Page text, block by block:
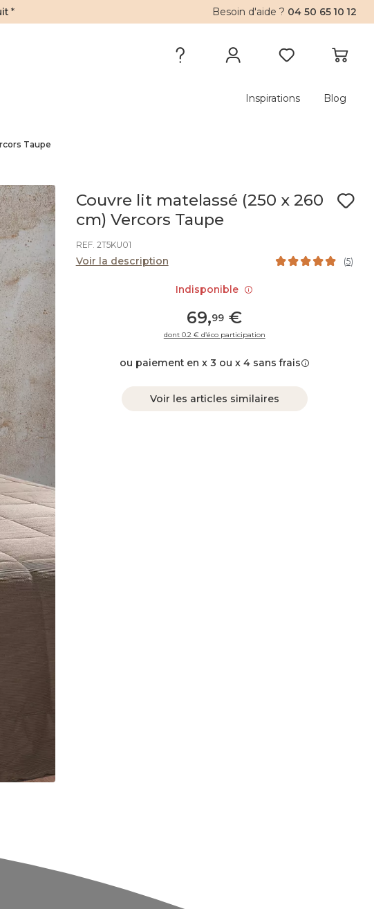
* Besoin d'aide ? 04 50 65 10 12
Inspirations Blog
Taupe
Couvre lit matelassé (250 x 260
cm) Vercors Taupe
REF. 2T5KU01
Voir la description (5)
69,99 €
dont 0.2 € d’éco participation
ou paiement en x 3 ou x 4 sans frais
Voir les articles similaires